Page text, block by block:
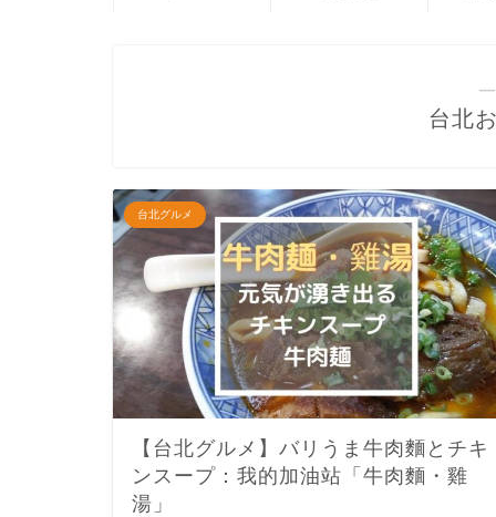
台北
台北グルメ
【台北グルメ】バリうま牛肉麵とチキ
ンスープ：我的加油站「牛肉麵・雞
湯」